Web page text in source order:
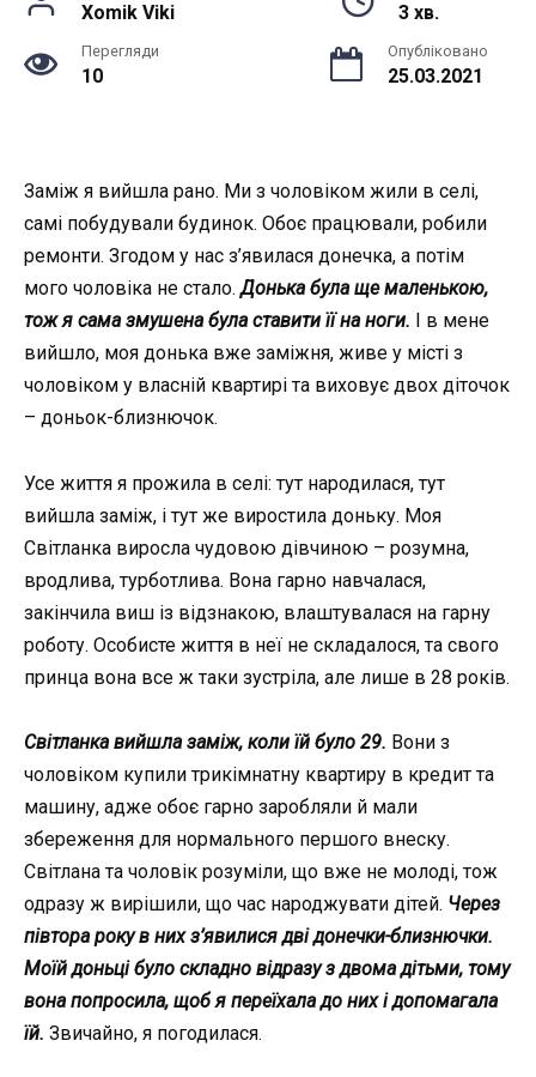
Xomik Viki 3 хв.
Перегляди
10
Опубліковано
25.03.2021
Заміж я вийшла рано. Ми з чоловіком жили в селі,
самі побудували будинок. Обоє працювали, робили
ремонти. Згодом у нас з’явилася донечка, а потім
мого чоловіка не стало.Донька була ще маленькою,
тож я сама змушена була ставити її на ноги.
І в мене
вийшло, моя донька вже заміжня, живе у місті з
чоловіком у власній квартирі та виховує двох діточок
– доньок-близнючок.
Усе життя я прожила в селі: тут народилася, тут
вийшла заміж, і тут же виростила доньку. Моя
Світланка виросла чудовою дівчиною – розумна,
вродлива, турботлива. Вона гарно навчалася,
закінчила виш із відзнакою, влаштувалася на гарну
роботу. Особисте життя в неї не складалося, та свого
принца вона все ж таки зустріла, але лише в 28 років.
Світланка вийшла заміж, коли їй було 29. Вони з
чоловіком купили трикімнатну квартиру в кредит та
машину, адже обоє гарно заробляли й мали
збереження для нормального першого внеску.
Світлана та чоловік розуміли, що вже не молоді, тож
одразу ж вирішили, що час народжувати дітей. Через
півтора року в них з’явилися дві донечки-близнючки.
Моїй доньці було складно відразу з двома дітьми, тому
вона попросила, щоб я переїхала до них і допомагала
їй. Звичайно, я погодилася.